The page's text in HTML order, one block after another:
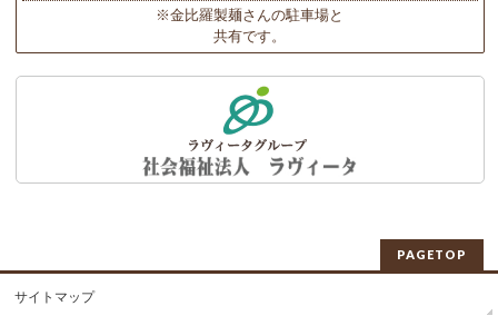
※金比羅製麺さんの駐車場と
共有です。
PAGETOP
サイトマップ